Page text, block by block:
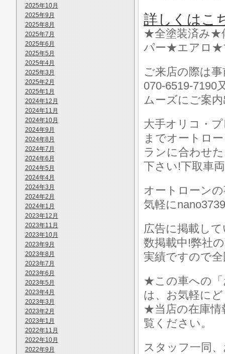
2025年10月
2025年9月
2025年8月
2025年7月
2025年6月
2025年5月
2025年4月
2025年3月
2025年2月
2025年1月
2024年12月
2024年11月
2024年10月
2024年9月
2024年8月
2024年7月
2024年6月
2024年5月
2024年4月
2024年3月
2024年2月
2024年1月
2023年12月
2023年11月
2023年10月
2023年9月
2023年8月
2023年7月
2023年6月
2023年5月
2023年4月
2023年3月
2023年2月
2023年1月
2022年11月
2022年10月
2022年9月
詳しくはこ
★全塗装済み★
パー★エアロ★
ご来店の際は
070-6519-7190
ムーズにご案
大手オリコ・
までオートロ
ランに合わせ
下さい!下取車
オートローン
気軽に
広告に掲載し
数掲載中!弊社
実績ですので
★この車への「
は、お気軽に
★当店の在庫情
覧ください。
スタッフ一同